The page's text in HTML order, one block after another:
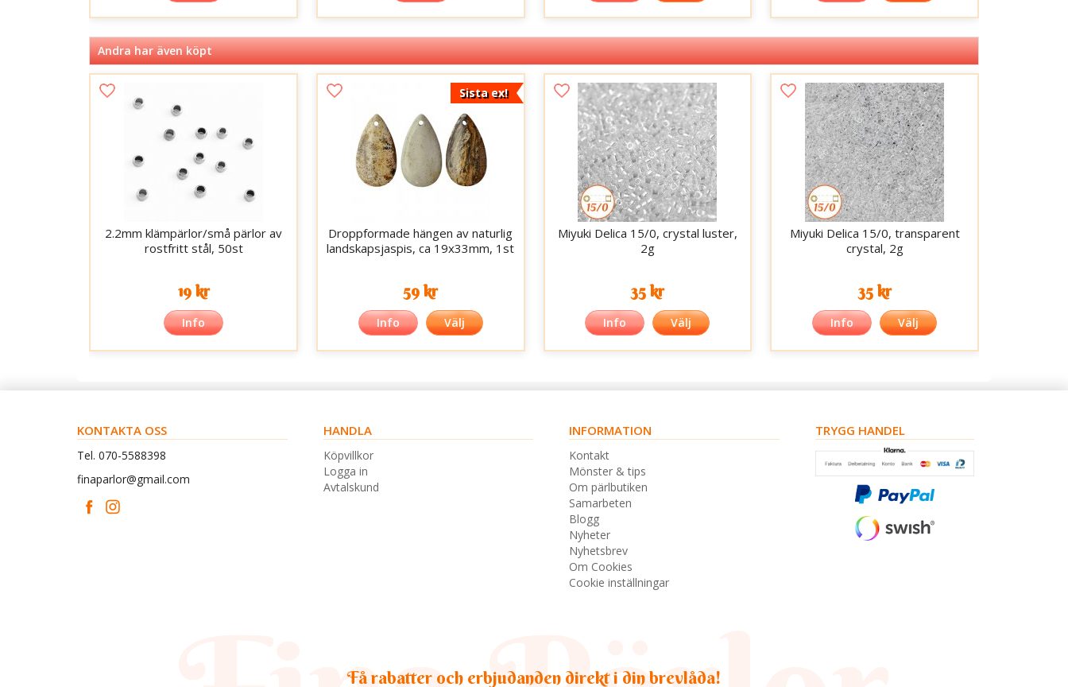
Andra har även köpt
2.2mm klämpärlor/små pärlor av
rostfritt stål, 50st
19 kr
Info
Sista ex!
Droppformade hängen av naturlig
landskapsjaspis, ca 19x33mm, 1st
59 kr
Info Välj
Miyuki Delica 15/0, crystal luster,
2g
35 kr
Info Välj
Miyuki Delica 15/0, transparent
crystal, 2g
35 kr
Info Välj
KONTAKTA OSS
Tel. 070-5588398
finaparlor@gmail.com
HANDLA
Köpvillkor
Logga in
Avtalskund
INFORMATION
Kontakt
Mönster & tips
Om pärlbutiken
Samarbeten
Blogg
Nyheter
Nyhetsbrev
Om Cookies
Cookie inställningar
TRYGG HANDEL
Få rabatter och erbjudanden direkt i din brevlåda!